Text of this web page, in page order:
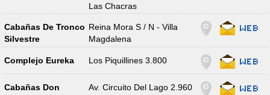
Las Chacras
Cabañas De Tronco
Silvestre
Reina Mora S / N - Villa
Magdalena
Complejo Eureka Los Piquillines 3.800
Cabañas Don
Av. Circuito Del Lago 2.960